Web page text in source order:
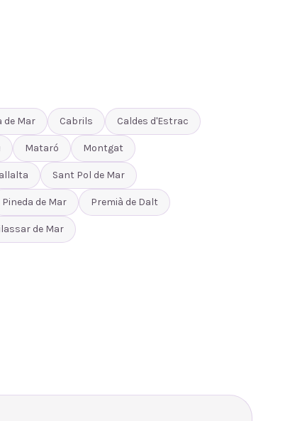
de Mar Cabrils Caldes d'Estrac
Mataró Montgat
Sant Pol de Mar
Pineda de Mar Premià de Dalt
de Mar